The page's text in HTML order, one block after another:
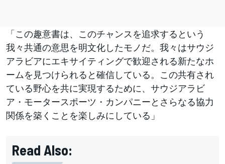
「この趣意書は、このチャンスを追求するという
我々共通の意思を明文化したモノだ。我々はサウジ
アラビアにエキサイティングで歓迎される新たなホ
ームを見つけられると確信している。この共有され
ている野心を共に実現するために、サウジアラビ
ア・モータースポーツ・カンパニーとさらなる協力
関係を築くことを楽しみにしている」
Read Also: